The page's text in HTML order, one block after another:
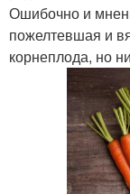
Ошибочно и
пожелтевшая и
корнеплода, но